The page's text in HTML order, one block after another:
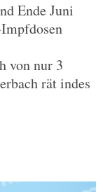
Ende Juni
von nur 3
rät indes